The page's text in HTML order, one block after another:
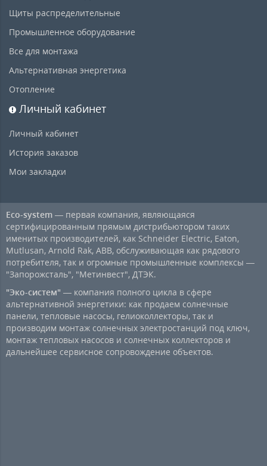
Щиты распределительные
Промышленное оборудование
Все для монтажа
Альтернативная энергетика
Отопление
Личный кабинет
Личный кабинет
История заказов
Мои закладки
Eco-system — первая компания, являющаяся
сертифицированным прямым дистрибьютором таких
именитых производителей, как Schneider Electric, Eaton,
Mutlusan, Arnold Rak, ABB, обслуживающая как рядового
потребителя, так и огромные промышленные комплексы —
"Запорожсталь", "Метинвест", ДТЭК.
"Эко-систем" — компания полного цикла в сфере
альтернативной энергетики: как продаем солнечные
панели, тепловые насосы, гелиоколлекторы, так и
производим монтаж солнечных электростанций под ключ,
монтаж тепловых насосов и солнечных коллекторов и
дальнейшее сервисное сопровождение объектов.